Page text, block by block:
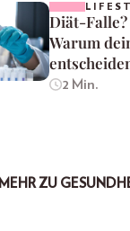
Diät-
Warum
2 Min.
MEHR ZU